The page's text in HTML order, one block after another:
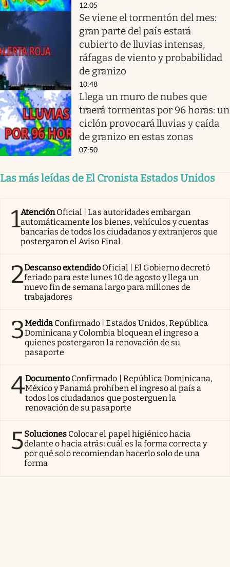
12:05
Se viene el tormentón del mes:
gran parte del país estará
cubierto de lluvias intensas,
ráfagas de viento y probabilidad
de granizo
10:48
Llega un muro de nubes que
traerá tormentas por 96 horas: un
ciclón provocará lluvias y caída
de granizo en estas zonas
07:50
Las más leídas de El Cronista Estados Unidos
1AtenciónOficial | Las autoridades embargan
automáticamente los bienes, vehículos y cuentas
bancarias de todos los ciudadanos y extranjeros que
postergaron el Aviso Final
2Descanso extendido Oficial | El Gobierno decretó
feriado para este lunes 10 de agosto y llega un
nuevo fin de semana largo para millones de
trabajadores
3Medida Confirmado | Estados Unidos, República
Dominicana y Colombia bloquean el ingreso a
quienes postergaron la renovación de su
pasaporte
4Documento Confirmado | República Dominicana,
México y Panamá prohíben el ingreso al país a
todos los ciudadanos que posterguen la
renovación de su pasaporte
5Soluciones Colocar el papel higiénico hacia
delante o hacia atrás: cuál es la forma correcta y
por qué solo recomiendan hacerlo solo de una
forma